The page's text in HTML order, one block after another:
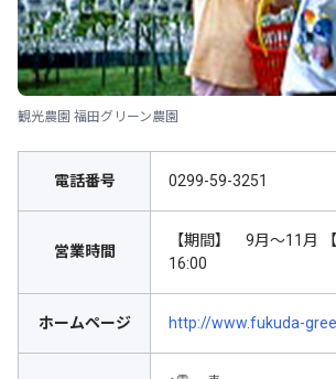
観光農園 福田グリーン農園
電話番号 0299-59-3251
営業時間
【期間】 9月～11月
16:00
ホームページ http://www.fukuda-